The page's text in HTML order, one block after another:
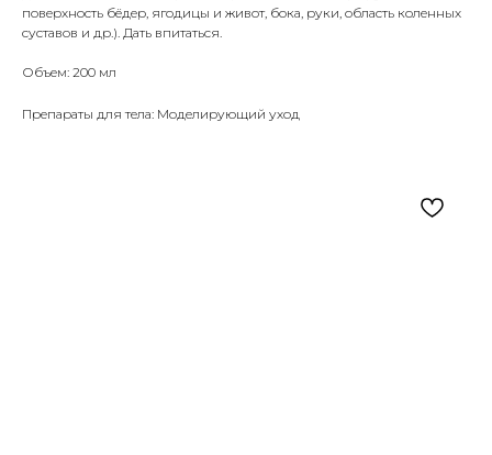
поверхность бёдер, ягодицы и живот, бока, руки, область коленных
суставов и др.). Дать впитаться.
Объем: 200 мл
Препараты для тела: Моделирующий уход